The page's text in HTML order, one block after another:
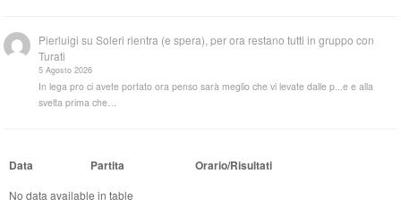
Pierluigi suSoleri rientra (e spera), per ora restano tutti in gruppo con
Turati
5 Agosto 2026
In lega pro ci avete portato ora penso sarà meglio che vi levate dalle p...e e alla
svelta prima che…
Data Partita Orario/Risultati
No data available in table